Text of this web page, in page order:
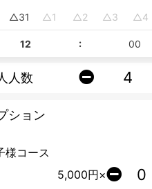
31 1 2 3 4
:
人数
ション
様コース
5,000円×